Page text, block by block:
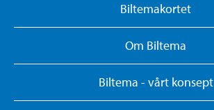
Biltemakortet
Om Biltema
Biltema - vårt konsept